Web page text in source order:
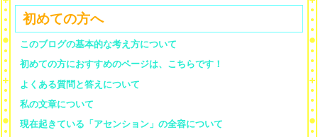
初めての方へ
このブログの基本的な考え方について
初めての方におすすめのページは、こちらです！
よくある質問と答えについて
私の文章について
現在起きている「アセンション」の全容について